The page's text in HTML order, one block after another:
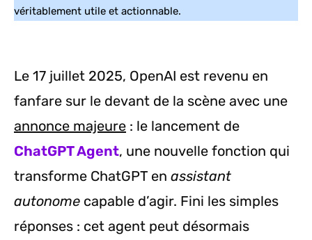
véritablement utile et actionnable.
Le 17 juillet 2025, OpenAI est revenu en
fanfare sur le devant de la scène avec une
annonce majeure : le lancement de
ChatGPT Agent, une nouvelle fonction qui
transforme ChatGPT en assistant
autonome capable d’agir. Fini les simples
réponses : cet agent peut désormais